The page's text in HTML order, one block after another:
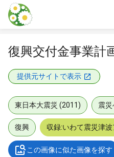
本文に飛ぶ
復興交付金事業計
提供元サイトで表示
東日本大震災 (2011) 震災
復興 収録:いわて震災津
この画像に似た画像を探す